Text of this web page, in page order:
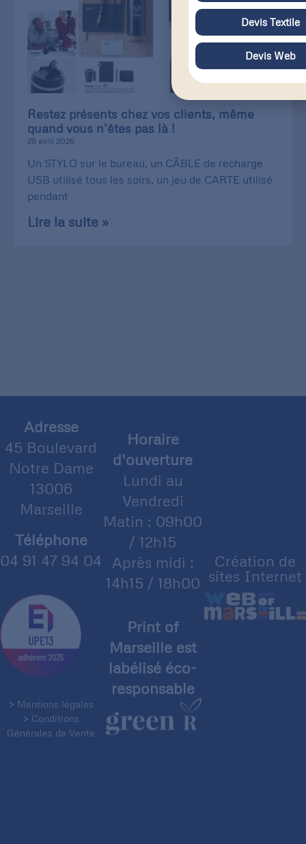
Restez présents chez vos clients, même
quand vous n’êtes pas là !
28 avril 2026
Un STYLO sur le bureau, un CÂBLE de recharge
USB utilisé tous les soirs, un jeu de CARTE utilisé
pendant
Lire la suite »
Adresse
45 Boulevard
Notre Dame
13006
Marseille
Téléphone
04 91 47 94 04
> Mentions légales
> Conditions
Générales de Vente
Horaire
d’ouverture
Lundi au
Vendredi
Matin : 09h00
/ 12h15
Après midi :
14h15 / 18h00
Print of
Marseille est
labélisé éco-
responsable
Création de
sites Internet
Devis Textile
Devis Web